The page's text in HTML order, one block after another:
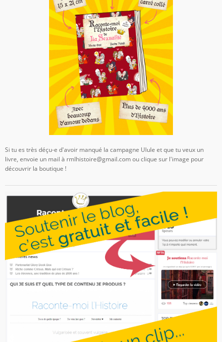
Si tu es très déçu-e d'avoir manqué la campagne Ulule et que tu veux un
livre, envoie un mail à rmlhistoire@gmail.com ou clique sur l'image pour
découvrir la boutique !